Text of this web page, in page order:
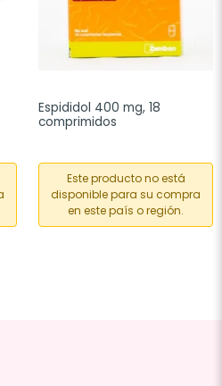
Espididol 400 mg, 18
comprimidos
Este producto no está
disponible para su compra
en este país o región.